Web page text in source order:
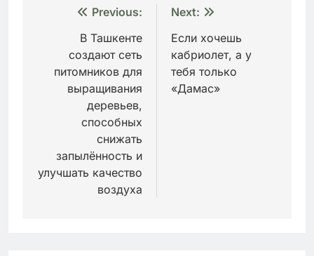
Навигация
записям
Previous:
В Ташкенте
создают сеть
питомников для
выращивания
деревьев,
способных
снижать
запылённость и
улучшать качество
воздуха
Next:
Если хочешь
кабриолет, а у
тебя только
«Дамас»